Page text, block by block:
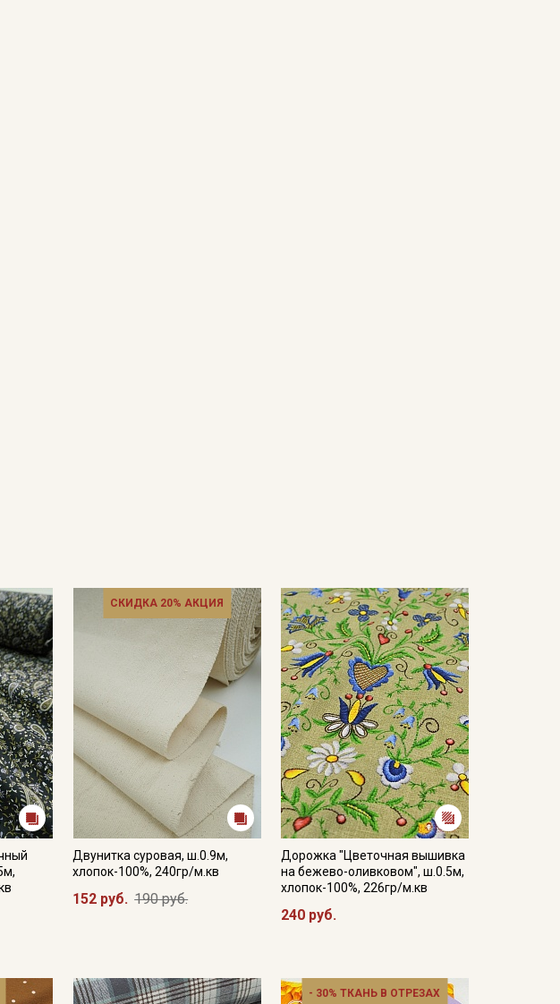
СКИДКА 20% АКЦИЯ
Двунитка суровая, ш.0.9м,
хлопок-100%, 240гр/м.кв
152 руб. 190 руб.
Дорожка "Цветочная вышивка
на бежево-оливковом", ш.0.5м,
хлопок-100%, 226гр/м.кв
240 руб.
- 30% ТКАНЬ В ОТРЕЗАХ